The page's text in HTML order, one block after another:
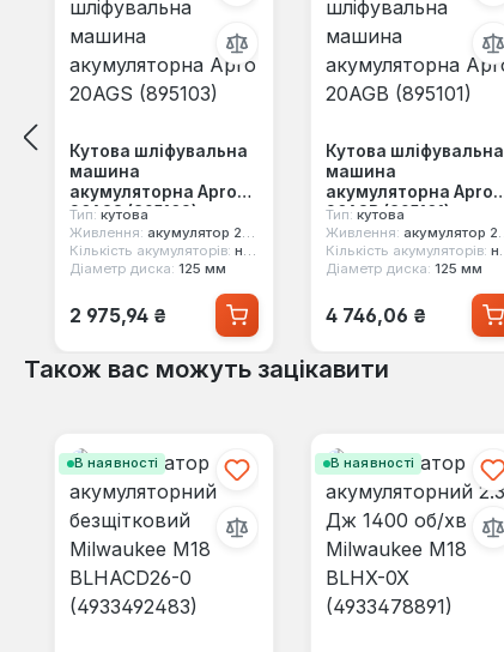
Кутова шліфувальна
машина
акумуляторна Apro
20AGS (895103)
Тип: кутова
Живлення: акумулятор 20 В
Кількість акумуляторів: немає в комплекті
Діаметр диска: 125 мм
Звичайна ціна:
2 975,94 ₴
Кутова шліфувальна
машина
акумуляторна Apro
20AGB (895101)
Тип: кутова
Живлення: акумулятор 20 В
Кількість акумуляторів: немає в комплекті
Діаметр диска: 125 мм
Звичайна ціна:
4 746,06 ₴
Також вас можуть зацікавити
В наявності В наявності